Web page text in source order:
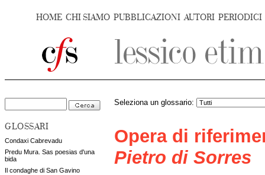
HOME CHI SIAMO PUBBLICAZIONI AUTORI PERIODICI
GLOSSARI
Condaxi Cabrevadu
Predu Mura. Sas poesias d'una
bida
Il condaghe di San Gavino
Seleziona un glossario:
Opera di
Pietro di Sorres